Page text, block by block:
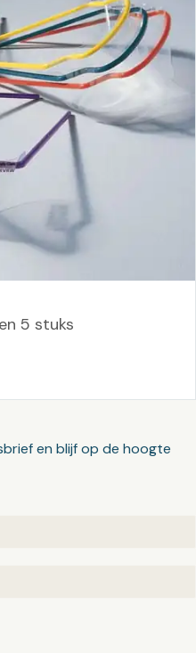
5 stuks
en blijf op de hoogte